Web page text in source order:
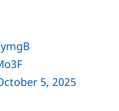
5, 2025